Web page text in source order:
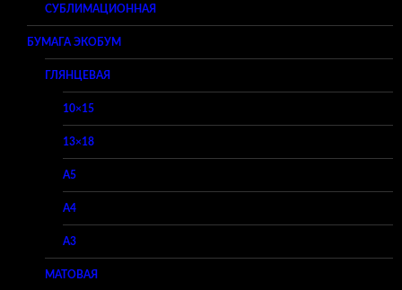
СУБЛИМАЦИОННАЯ
БУМАГА ЭКОБУМ
ГЛЯНЦЕВАЯ
10×15
13×18
A5
A4
A3
МАТОВАЯ